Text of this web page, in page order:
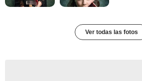
Ver todas las fotos